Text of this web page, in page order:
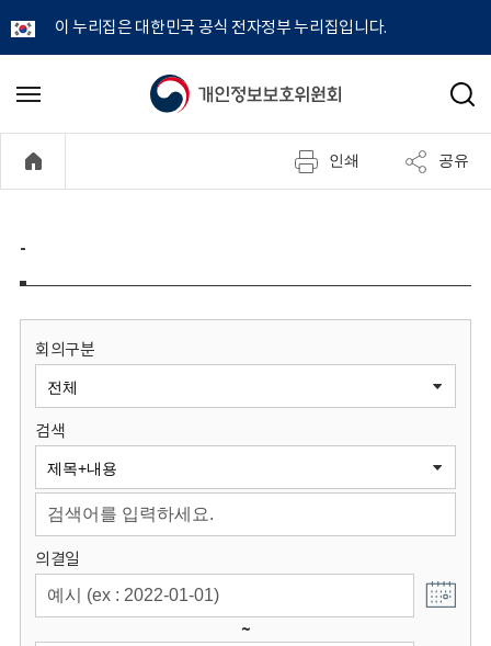
이 누리집은 대한민국 공식 전자정부 누리집입니다.
개
정
보
원
회
메
기
검
인쇄 공유
-
회의구분
검색
의결일
~